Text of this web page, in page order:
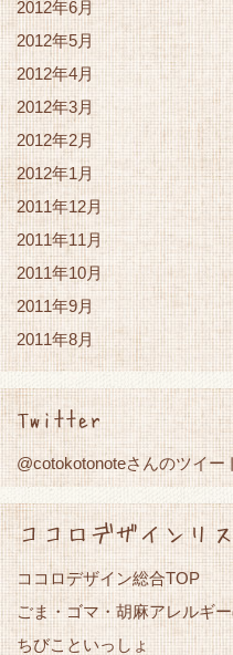
2012年6月
2012年5月
2012年4月
2012年3月
2012年2月
2012年1月
2011年12月
2011年11月
2011年10月
2011年9月
2011年8月
Twitter
@cotokotonoteさんのツイー
ココロデザインリ
ココロデザイン総合TOP
ごま・ゴマ・胡麻アレルギ
ちびこといっしょ